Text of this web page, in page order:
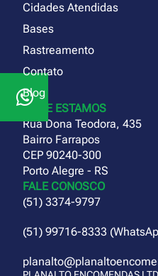
Cidades Atendidas
Bases
Rastreamento
Contato
Blog
ONDE ESTAMOS
Rua Dona Teodora, 435
Bairro Farrapos
CEP 90240-300
Porto Alegre - RS
FALE CONOSCO
(51) 3374-9797
(51) 99716-8333